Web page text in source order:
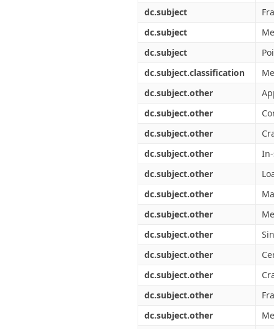
dc.subject
dc.subject
dc.subject
dc.subject.classification
dc.subject.other
dc.subject.other
dc.subject.other
dc.subject.other
dc.subject.other
dc.subject.other
dc.subject.other
dc.subject.other
dc.subject.other
dc.subject.other
dc.subject.other
dc.subject.other